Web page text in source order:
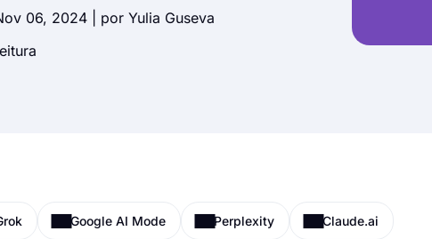
06, 2024 | por Yulia Guseva
Google AI Mode Perplexity Claude.ai